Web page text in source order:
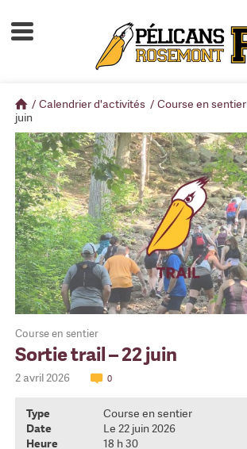
Accueil
Calendrier d'activités
Boutique
Devenir membre
/ Calendrier d'activités / Course en sentier
juin
Course en sentier
Sortie trail – 22 juin
2 avril 2026 0
Type
Course en sentier
Date
Le 22 juin 2026
Heure
18 h 30